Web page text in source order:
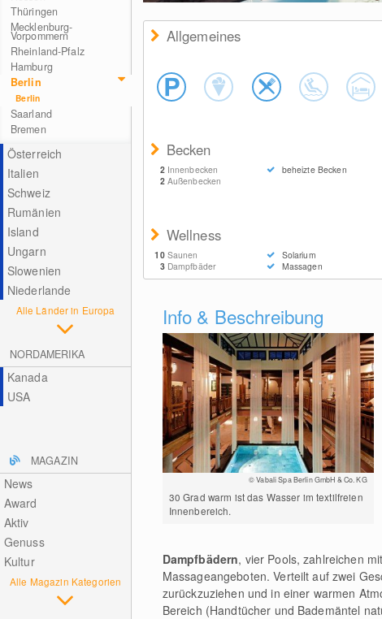
Thüringen
Mecklenburg-
Vorpommern
Rheinland-Pfalz
Hamburg
Berlin
Berlin
Saarland
Bremen
Österreich
Italien
Schweiz
Rumänien
Island
Ungarn
Slowenien
Niederlande
Alle Länder in Europa
NORDAMERIKA
Kanada
USA
MAGAZIN
News
Award
Aktiv
Genuss
Kultur
Alle Magazin Kategorien
Allgemeines
Becken
2 Innenbecken
2 Außenbecken
beheizte Becken
Wellness
10 Saunen
3 Dampfbäder
Solarium
Massagen
Info & Beschreibung
© Vabali Spa Berlin GmbH & Co. KG
30 Grad warm ist das Wasser im textilfreien
Innenbereich.
Dampfbädern, vier Pools, zahlreichen
Massageangeboten. Verteilt auf zwei
zurückzuziehen und in einer warmen
Bereich (Handtücher und Bademäntel